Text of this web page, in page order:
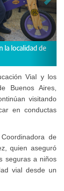
a la
Vial y los
Buenos Aires,
visitando
en conductas
de
quien aseguró
seguras a niños
vial desde un